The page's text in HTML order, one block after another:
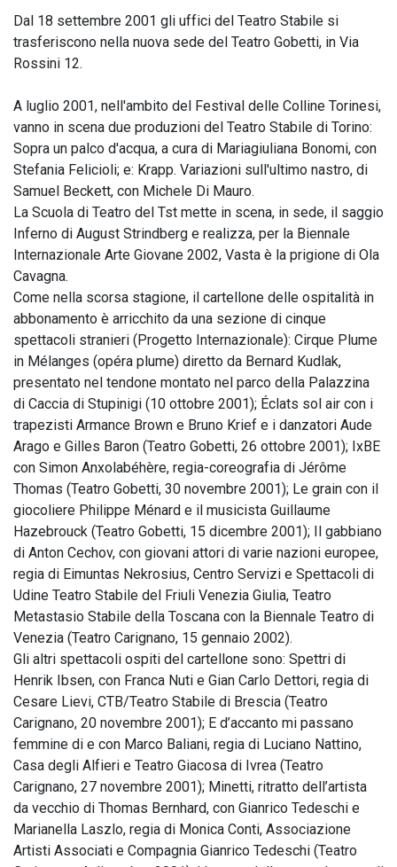
Dal 18 settembre 2001 gli uffici del Teatro Stabile si
trasferiscono nella nuova sede del Teatro Gobetti, in Via
Rossini 12.
A luglio 2001, nell'ambito del Festival delle Colline Torinesi,
vanno in scena due produzioni del Teatro Stabile di Torino:
Sopra un palco d'acqua, a cura di Mariagiuliana Bonomi, con
Stefania Felicioli; e: Krapp. Variazioni sull'ultimo nastro, di
Samuel Beckett, con Michele Di Mauro.
La Scuola di Teatro del Tst mette in scena, in sede, il saggio
Inferno di August Strindberg e realizza, per la Biennale
Internazionale Arte Giovane 2002, Vasta è la prigione di Ola
Cavagna.
Come nella scorsa stagione, il cartellone delle ospitalità in
abbonamento è arricchito da una sezione di cinque
spettacoli stranieri (Progetto Internazionale): Cirque Plume
in Mélanges (opéra plume) diretto da Bernard Kudlak,
presentato nel tendone montato nel parco della Palazzina
di Caccia di Stupinigi (10 ottobre 2001); Éclats sol air con i
trapezisti Armance Brown e Bruno Krief e i danzatori Aude
Arago e Gilles Baron (Teatro Gobetti, 26 ottobre 2001); IxBE
con Simon Anxolabéhère, regia-coreografia di Jérôme
Thomas (Teatro Gobetti, 30 novembre 2001); Le grain con il
giocoliere Philippe Ménard e il musicista Guillaume
Hazebrouck (Teatro Gobetti, 15 dicembre 2001); Il gabbiano
di Anton Cechov, con giovani attori di varie nazioni europee,
regia di Eimuntas Nekrosius, Centro Servizi e Spettacoli di
Udine Teatro Stabile del Friuli Venezia Giulia, Teatro
Metastasio Stabile della Toscana con la Biennale Teatro di
Venezia (Teatro Carignano, 15 gennaio 2002).
Gli altri spettacoli ospiti del cartellone sono: Spettri di
Henrik Ibsen, con Franca Nuti e Gian Carlo Dettori, regia di
Cesare Lievi, CTB/Teatro Stabile di Brescia (Teatro
Carignano, 20 novembre 2001); E d’accanto mi passano
femmine di e con Marco Baliani, regia di Luciano Nattino,
Casa degli Alfieri e Teatro Giacosa di Ivrea (Teatro
Carignano, 27 novembre 2001); Minetti, ritratto dell’artista
da vecchio di Thomas Bernhard, con Gianrico Tedeschi e
Marianella Laszlo, regia di Monica Conti, Associazione
Artisti Associati e Compagnia Gianrico Tedeschi (Teatro